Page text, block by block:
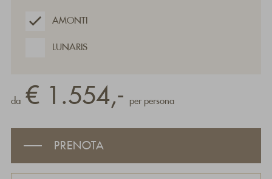
AMONTI
LUNARIS
da € 1.554,- per persona
PRENOTA